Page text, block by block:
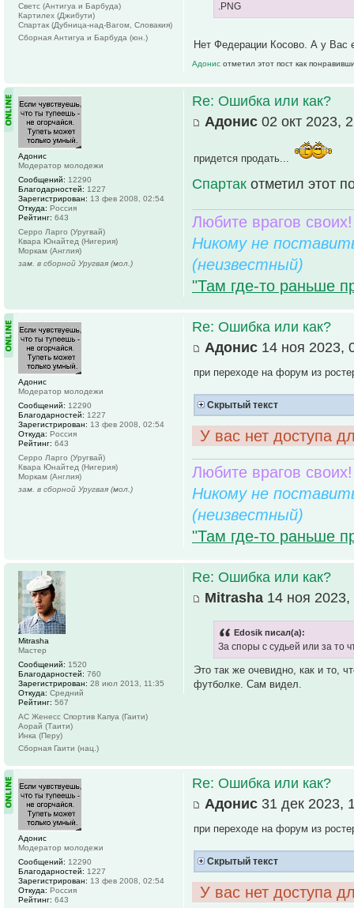
.PNG
Нет Федерации Косово. А у Вас
Адонис отметил этот пост как
Светс (Антигуа и Барбуда)
Картилех (Джибути)
Спартак (Дубница-над-Вагом, Словакия)
Сборная Антигуа и Барбуда (юн.)
Re: Ошибка или как?
Адонис 02 окт 2023,
придется продать...
Спартак отметил этот
Любите врагов
Никому не
(неизвестный)
"Там где-то раньше
Адонис
Модератор молодежи
Сообщений: 12290
Благодарностей: 1227
Зарегистрирован: 13 фев 2008, 02:54
Откуда: Россия
Рейтинг: 643
Серро Ларго (Уругвай)
Квара Юнайтед (Нигерия)
Моркам (Англия)
зам. в сборной Уругвая (мол.)
Re: Ошибка или как?
Адонис 14 ноя 2023,
при переходе на форум из
Скрытый текст
У вас нет доступа
Любите врагов
Никому не
(неизвестный)
"Там где-то раньше
Адонис
Модератор молодежи
Сообщений: 12290
Благодарностей: 1227
Зарегистрирован: 13 фев 2008, 02:54
Откуда: Россия
Рейтинг: 643
Серро Ларго (Уругвай)
Квара Юнайтед (Нигерия)
Моркам (Англия)
зам. в сборной Уругвая (мол.)
Re: Ошибка или как?
Mitrasha 14 ноя 2023,
Edosik писал(а):
За споры с судьей или за то
Это так же очевидно, как и то,
футболке. Сам видел.
Mitrasha
Мастер
Сообщений: 1520
Благодарностей: 760
Зарегистрирован: 28 июл 2013, 11:35
Откуда: Средний
Рейтинг: 567
АС Женесс Спортив Капуа (Гаити)
Аорай (Таити)
Инка (Перу)
Сборная Гаити (нац.)
Re: Ошибка или как?
Адонис 31 дек 2023,
при переходе на форум из
Скрытый текст
У вас нет доступа
Адонис
Модератор молодежи
Сообщений: 12290
Благодарностей: 1227
Зарегистрирован: 13 фев 2008, 02:54
Откуда: Россия
Рейтинг: 643